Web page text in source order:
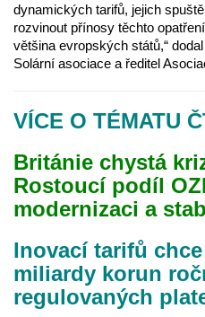
dynamických tarifů, jejich
rozvinout přínosy těchto
většina evropských států,“
Solární asociace a ředitel
VÍCE O TÉMATU
Británie chystá
Rostoucí podíl
modernizaci a
Inovací tarifů
miliardy korun
regulovaných